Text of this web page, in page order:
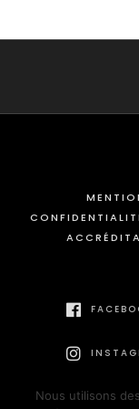
Nous utilisons